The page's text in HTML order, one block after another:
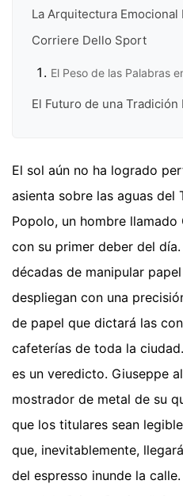
La Arquitectura
Corriere Dello Sport
El Peso de las Palabras
El Futuro de una Tradición
El sol aún no ha logrado
asienta sobre las aguas del
Popolo, un hombre
con su primer deber del
décadas de manipular
despliegan con una
de papel que dictará las
cafeterías de toda la
es un veredicto. Giuseppe
mostrador de metal de su
que los titulares sean
que, inevitablemente,
del espresso inunde la